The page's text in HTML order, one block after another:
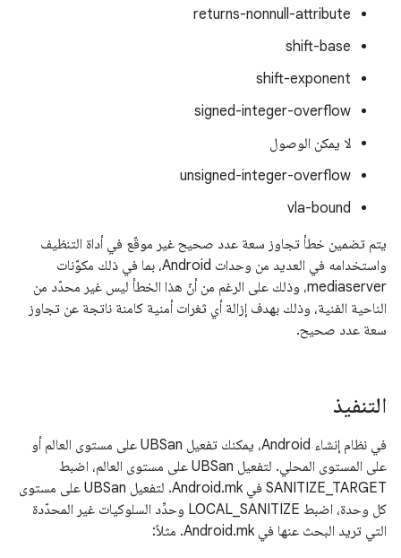
returns-nonnull-attribute
shift-base
shift-exponent
signed-integer-overflow
لا يمكن الوصول
unsigned-integer-overflow
vla-bound
يتم تضمين خطأ تجاوز سعة عدد صحيح غير موقّع في أداة التنظيف
واستخدامه في العديد من وحدات Android، بما في ذلك مكوّنات
mediaserver، وذلك على الرغم من أنّ هذا الخطأ ليس غير محدّد من
الناحية الفنية، وذلك بهدف إزالة أي ثغرات أمنية كامنة ناتجة عن تجاوز
سعة عدد صحيح.
التنفيذ
في نظام إنشاء Android، يمكنك تفعيل UBSan على مستوى العالم أو
على المستوى المحلي. لتفعيل UBSan على مستوى العالم، اضبط
SANITIZE_TARGET في Android.mk. لتفعيل UBSan على مستوى
كل وحدة، اضبط LOCAL_SANITIZE وحدِّد السلوكيات غير المحدّدة
التي تريد البحث عنها في Android.mk. مثلاً: